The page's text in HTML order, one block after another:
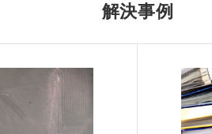
解決事例